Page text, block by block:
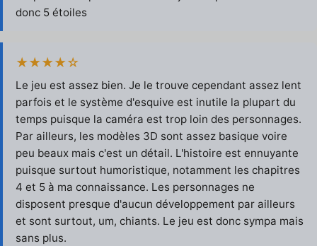
donc 5 étoiles
★★★★☆
Le jeu est assez bien. Je le trouve cependant assez lent
parfois et le système d'esquive est inutile la plupart du
temps puisque la caméra est trop loin des personnages.
Par ailleurs, les modèles 3D sont assez basique voire
peu beaux mais c'est un détail. L'histoire est ennuyante
puisque surtout humoristique, notamment les chapitres
4 et 5 à ma connaissance. Les personnages ne
disposent presque d'aucun développement par ailleurs
et sont surtout, um, chiants. Le jeu est donc sympa mais
sans plus.